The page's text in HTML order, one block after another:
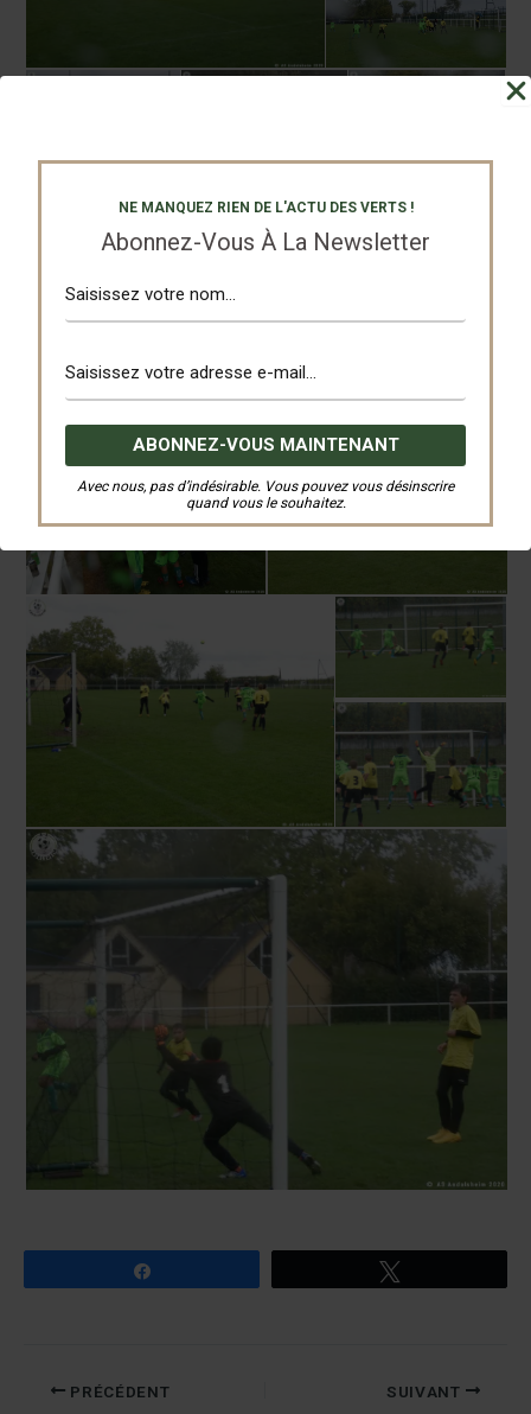
NE MANQUEZ RIEN DE L'ACTU DES VERTS !
Abonnez-Vous À La Newsletter
Avec nous, pas d’indésirable. Vous pouvez vous désinscrire
quand vous le souhaitez.
PRÉCÉDENT SUIVANT